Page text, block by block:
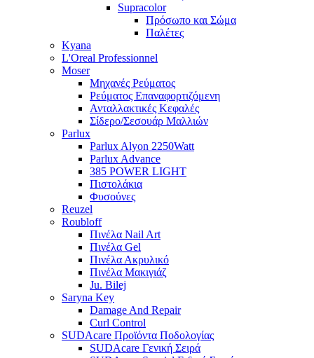
Supracolor
Πρόσωπο και Σώμα
Παλέτες
Kyana
L'Oreal Professionnel
Moser
Μηχανές Ρεύματος
Ρεύματος Επαναφορτιζόμενη
Ανταλλακτικές Κεφαλές
Σίδερο/Σεσουάρ Μαλλιών
Parlux
Parlux Alyon 2250Watt
Parlux Advance
385 POWER LIGHT
Πιστολάκια
Φυσούνες
Reuzel
Roubloff
Πινέλα Nail Art
Πινέλα Gel
Πινέλα Ακρυλικό
Πινέλα Μακιγιάζ
Ju. Bilej
Saryna Key
Damage And Repair
Curl Control
SUDAcare Προϊόντα Ποδολογίας
SUDAcare Γενική Σειρά